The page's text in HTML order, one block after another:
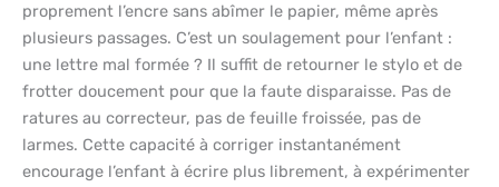
proprement l’encre sans abîmer le papier, même après
plusieurs passages. C’est un soulagement pour l’enfant :
une lettre mal formée ? Il suffit de retourner le stylo et de
frotter doucement pour que la faute disparaisse. Pas de
ratures au correcteur, pas de feuille froissée, pas de
larmes. Cette capacité à corriger instantanément
encourage l’enfant à écrire plus librement, à expérimenter